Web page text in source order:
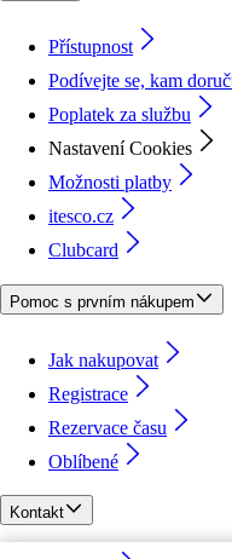
Přístupnost
Podívejte se, kam
Poplatek za službu
Nastavení Cookies
Možnosti platby
itesco.cz
Clubcard
Pomoc s prvním nákupem
Jak nakupovat
Registrace
Rezervace času
Oblíbené
Kontakt